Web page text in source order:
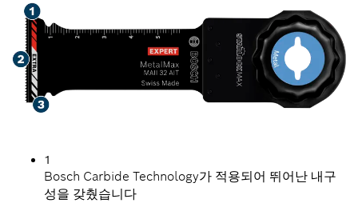
1
Bosch Carbide Technology가 적용되어 뛰어난 내구
성을 갖췄습니다